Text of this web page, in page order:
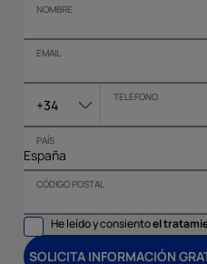
NOMBRE
EMAIL
+34 TELÉFONO
PAÍS
CÓDIGO POSTAL
He leído y consientoel
SOLICITA INFORMACIÓN